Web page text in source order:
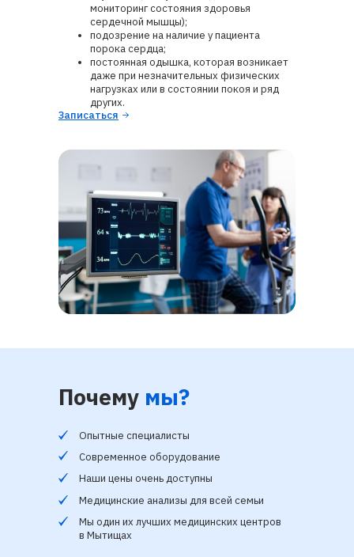
мониторинг состояния здоровья
сердечной мышцы);
подозрение на наличие у пациента
порока сердца;
постоянная одышка, которая возникает
даже при незначительных физических
нагрузках или в состоянии покоя и ряд
других.
Записаться
Почему мы?
Опытные специалисты
Современное оборудование
Медицинские анализы для всей семьи
Наши цены очень доступны
Мы один их лучших медицинских центров
в Мытищах